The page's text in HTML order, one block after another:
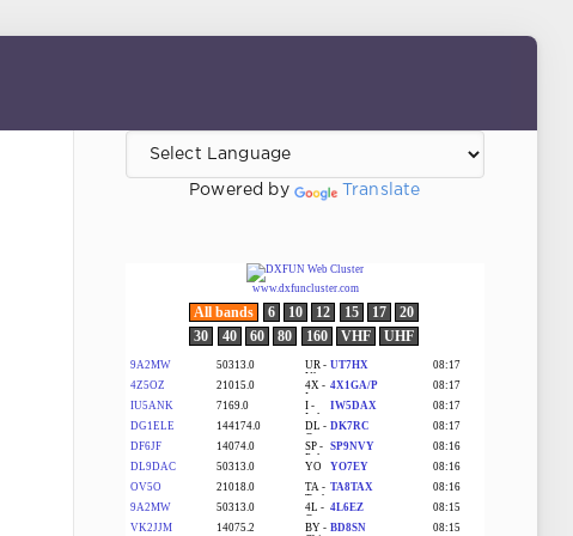
Powered by Translate